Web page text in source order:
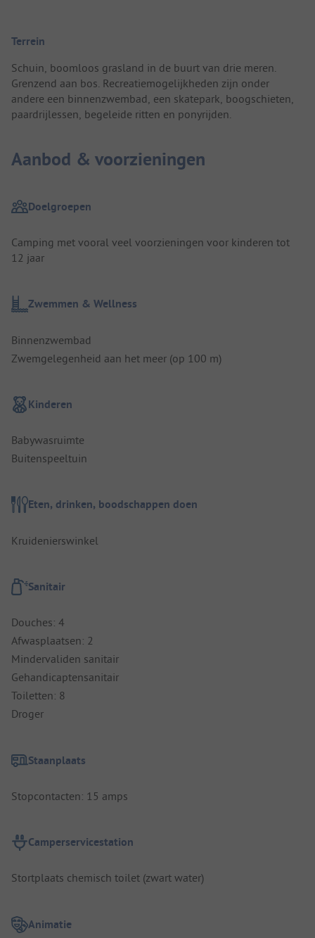
Terrein
Schuin, boomloos grasland in de buurt van drie meren.
Grenzend aan bos. Recreatiemogelijkheden zijn onder
andere een binnenzwembad, een skatepark, boogschieten,
paardrijlessen, begeleide ritten en ponyrijden.
Aanbod & voorzieningen
Doelgroepen
Camping met vooral veel voorzieningen voor kinderen tot
12 jaar
Zwemmen & Wellness
Binnenzwembad
Zwemgelegenheid aan het meer (op 100 m)
Kinderen
Babywasruimte
Buitenspeeltuin
Eten, drinken, boodschappen doen
Kruidenierswinkel
Sanitair
Douches: 4
Afwasplaatsen: 2
Mindervaliden sanitair
Gehandicaptensanitair
Toiletten: 8
Droger
Staanplaats
Stopcontacten: 15 amps
Camperservicestation
Stortplaats chemisch toilet (zwart water)
Animatie